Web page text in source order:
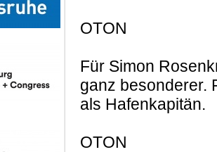
OTON
Für Simon
ganz besonderer.
als Hafenkapitän.
OTON